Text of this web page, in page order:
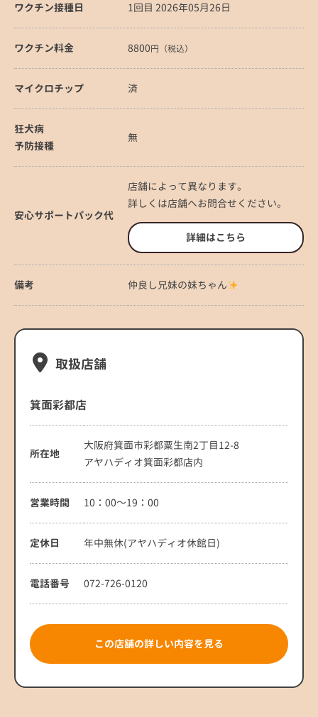
ワクチン接種日 1回目 2026年05月26日
ワクチン料金 8800円（税込）
マイクロチップ 済
狂犬病
予防接種
無
安心サポートパック代
店舗によって異なります。
詳しくは店舗へお問合せください。
詳細はこちら
備考 仲良し兄妹の妹ちゃん
取扱店舗
箕面彩都店
所在地
大阪府箕面市彩都粟生南2丁目12-8
アヤハディオ箕面彩都店内
営業時間 10：00～19：00
定休日 年中無休(アヤハディオ休館日)
電話番号 072-726-0120
この店舗の詳しい内容を見る